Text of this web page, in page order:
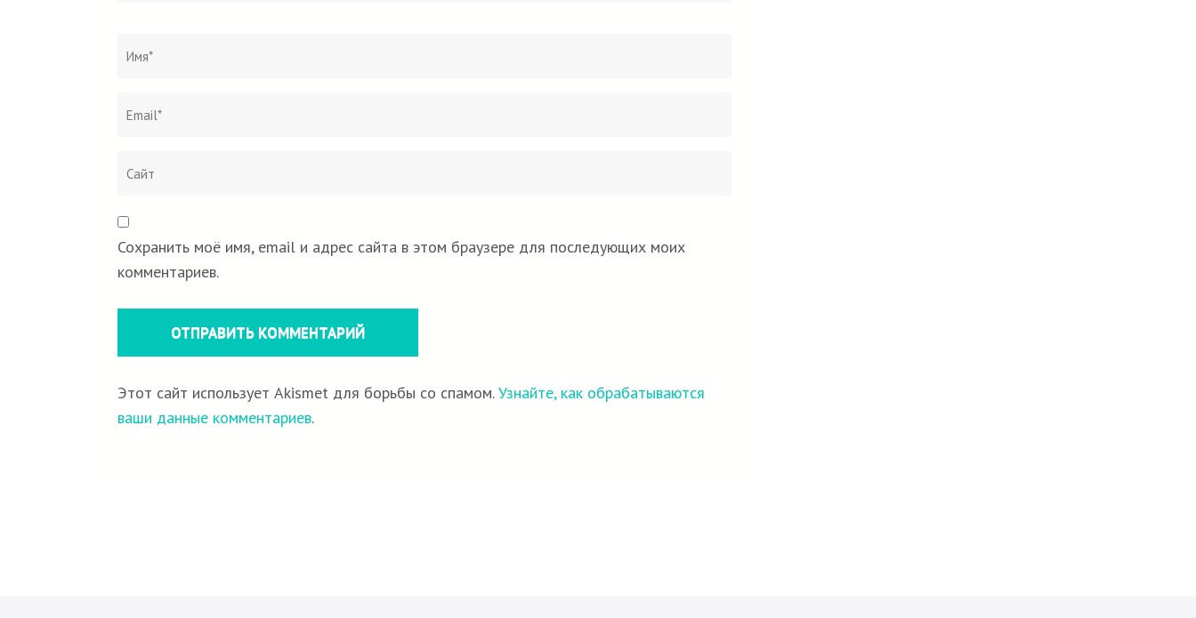
Сохранить моё имя, email и адрес сайта в этом браузере для последующих моих
комментариев.
Этот сайт использует Akismet для борьбы со спамом.Узнайте, как обрабатываются
ваши данные комментариев.